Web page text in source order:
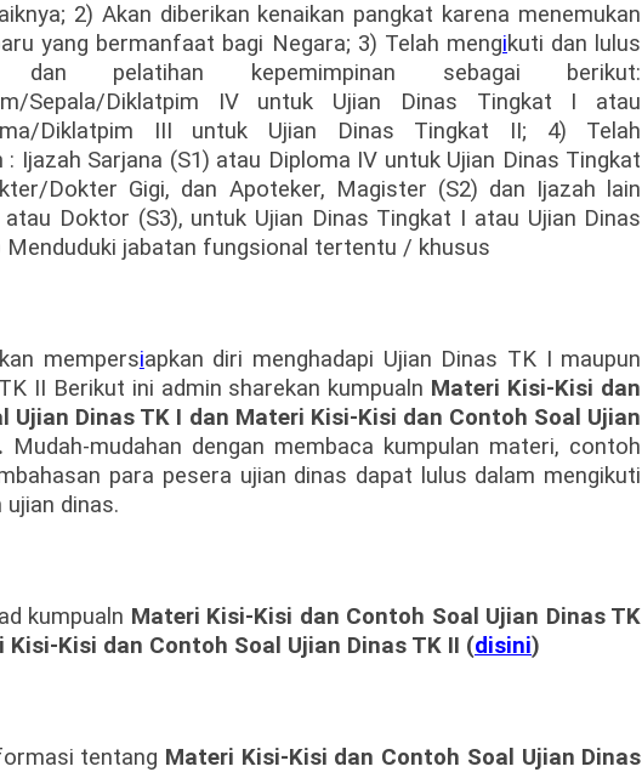
2) Akan diberikan kenaikan pangkat karena menemukan
yang bermanfaat bagi Negara; 3) Telah mengikuti dan lulus
dan pelatihan kepemimpinan sebagai berikut:
Sepala/Diklatpim IV untuk Ujian Dinas Tingkat I atau
Diklatpim III untuk Ujian Dinas Tingkat II; 4) Telah
: Ijazah Sarjana (S1) atau Diploma IV untuk Ujian Dinas Tingkat
Dokter Gigi, dan Apoteker, Magister (S2) dan Ijazah lain
Doktor (S3), untuk Ujian Dinas Tingkat I atau Ujian Dinas
Menduduki jabatan fungsional tertentu / khusus
mempersiapkan diri menghadapi Ujian Dinas TK I maupun
II Berikut ini admin sharekan kumpualn Materi Kisi-Kisi dan
Ujian Dinas TK I dan Materi Kisi-Kisi dan Contoh Soal Ujian
Mudah-mudahan dengan membaca kumpulan materi, contoh
para pesera ujian dinas dapat lulus dalam mengikuti
ujian dinas.
kumpualn Materi Kisi-Kisi dan Contoh Soal Ujian Dinas TK
Kisi-Kisi dan Contoh Soal Ujian Dinas TK II (disini)
tentang Materi Kisi-Kisi dan Contoh Soal Ujian Dinas